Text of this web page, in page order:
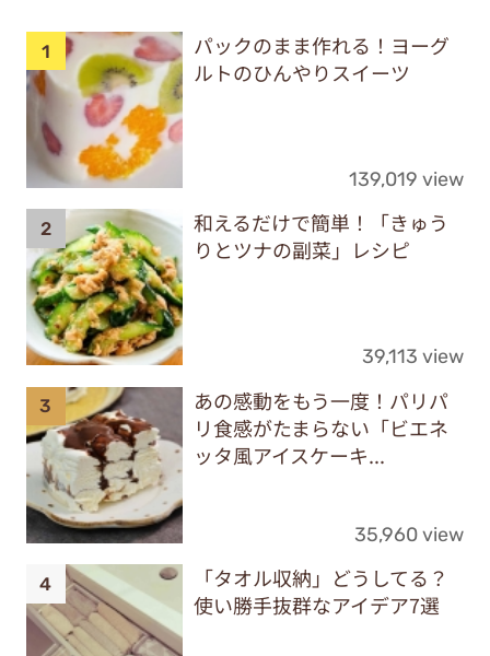
パックのまま作れる！ヨーグ
ルトのひんやりスイーツ
139,019 view
和えるだけで簡単！「きゅう
りとツナの副菜」レシピ
39,113 view
あの感動をもう一度！パリパ
リ食感がたまらない「ビエネ
ッタ風アイスケーキ...
35,960 view
「タオル収納」どうしてる？
使い勝手抜群なアイデア7選